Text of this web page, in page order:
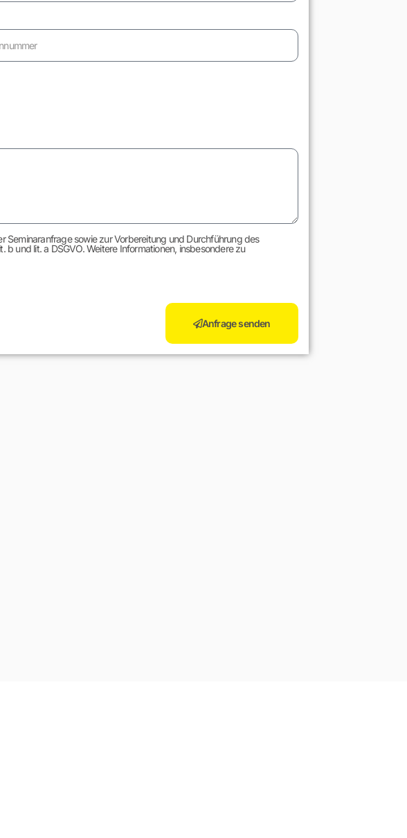
Seminaranfrage sowie zur Vorbereitung und Durchführung des
und lit. a DSGVO. Weitere Informationen, insbesondere zu
Anfrage senden